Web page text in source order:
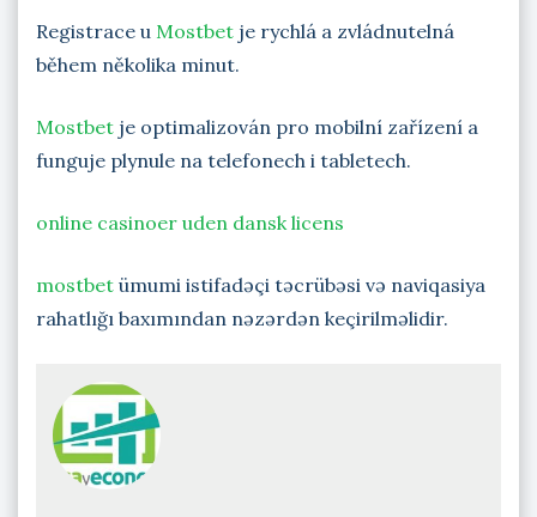
Registrace u Mostbet je rychlá a zvládnutelná
během několika minut.
Mostbet je optimalizován pro mobilní zařízení a
funguje plynule na telefonech i tabletech.
online casinoer uden dansk licens
mostbet ümumi istifadəçi təcrübəsi və naviqasiya
rahatlığı baxımından nəzərdən keçirilməlidir.